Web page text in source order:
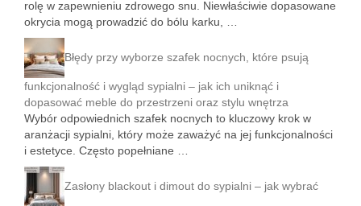
rolę w zapewnieniu zdrowego snu. Niewłaściwie dopasowane
okrycia mogą prowadzić do bólu karku, …
Błędy przy wyborze szafek nocnych, które psują
funkcjonalność i wygląd sypialni – jak ich uniknąć i
dopasować meble do przestrzeni oraz stylu wnętrza
Wybór odpowiednich szafek nocnych to kluczowy krok w
aranżacji sypialni, który może zaważyć na jej funkcjonalności
i estetyce. Często popełniane …
Zasłony blackout i dimout do sypialni – jak wybrać